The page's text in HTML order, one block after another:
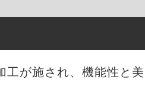
が施され、機能性と美